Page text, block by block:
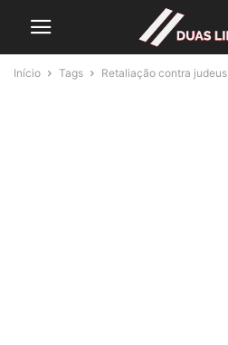
Início Tags Retaliação contra judeus